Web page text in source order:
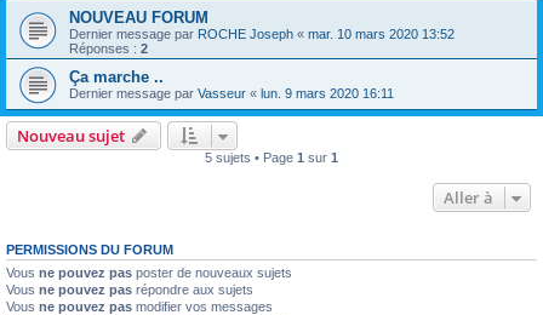
NOUVEAU FORUM
Dernier message par ROCHE Joseph « mar. 10 mars 2020 13:52
Réponses : 2
Ça marche ..
Dernier message par Vasseur « lun. 9 mars 2020 16:11
Nouveau sujet
5 sujets • Page 1 sur 1
Aller à
PERMISSIONS DU FORUM
Vous ne pouvez pas poster de nouveaux sujets
Vous ne pouvez pas répondre aux sujets
Vous ne pouvez pas modifier vos messages